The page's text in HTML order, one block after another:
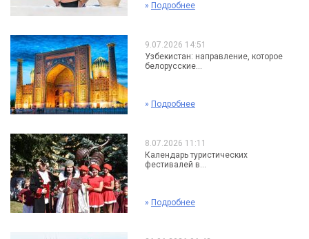
» Подробнее
9.07.2026 14:51
Узбекистан: направление, которое
белорусские...
» Подробнее
8.07.2026 11:11
Календарь туристических
фестивалей в...
» Подробнее